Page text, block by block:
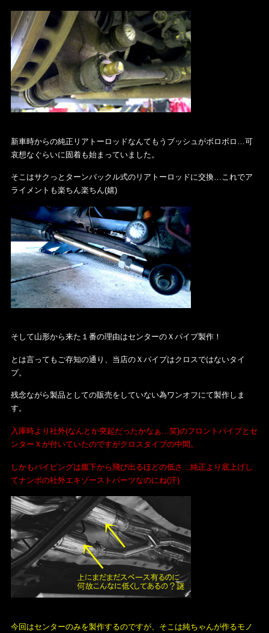
新車時からの純正リアトーロッドなんてもうブッシュがボロボロ…可
哀想なぐらいに固着も始まっていました。
そこはサクっとターンバックル式のリアトーロッドに交換…これでア
ライメントも楽ちん楽ちん(嬉)
そして山形から来た１番の理由はセンターのＸパイプ製作！
とは言ってもご存知の通り、当店のＸパイプはクロスではないタイ
プ。
残念ながら製品としての販売をしていない為ワンオフにて製作しま
す。
入庫時より社外(なんとか突起だったかなぁ…笑)のフロントパイプとセ
ンターＸが付いていたのですがクロスタイプの中間。
しかもパイピングは腹下から飛び出るほどの低さ…純正より底上げし
てナンボの社外エキゾーストパーツなのにね(汗)
今回はセンターのみを製作するのですが、そこは純ちゃんが作るモノ